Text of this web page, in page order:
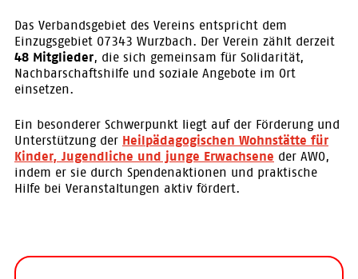
Das Verbandsgebiet des Vereins entspricht dem
Einzugsgebiet 07343 Wurzbach. Der Verein zählt derzeit
48 Mitglieder, die sich gemeinsam für Solidarität,
Nachbarschaftshilfe und soziale Angebote im Ort
einsetzen.
Ein besonderer Schwerpunkt liegt auf der Förderung und
Unterstützung der Heilpädagogischen Wohnstätte für
Kinder, Jugendliche und junge Erwachsene der AWO,
indem er sie durch Spendenaktionen und praktische
Hilfe bei Veranstaltungen aktiv fördert.